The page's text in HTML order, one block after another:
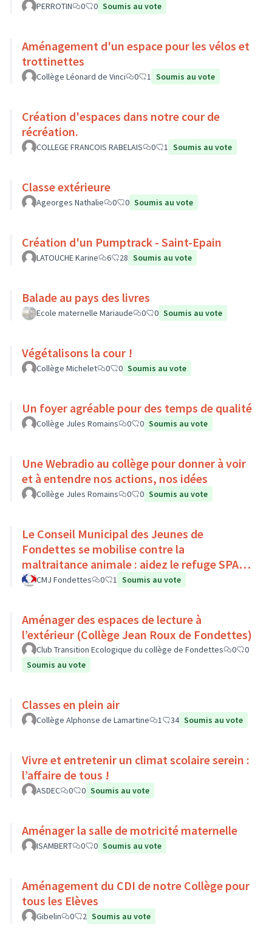
PERROTIN 0 0 Soumis au vote
Aménagement d'un espace pour les vélos et
trottinettes
Collège Léonard de Vinci 0 1 Soumis au vote
Création d'espaces dans notre cour de
récréation.
COLLEGE FRANCOIS RABELAIS 0 1 Soumis au vote
Classe extérieure
Ageorges Nathalie 0 0 Soumis au vote
Création d'un Pumptrack - Saint-Epain
LATOUCHE Karine 6 28 Soumis au vote
Balade au pays des livres
Ecole maternelle Mariaude 0 0 Soumis au vote
Végétalisons la cour !
Collège Michelet 0 0 Soumis au vote
Un foyer agréable pour des temps de qualité
Collège Jules Romains 0 0 Soumis au vote
Une Webradio au collège pour donner à voir
et à entendre nos actions, nos idées
Collège Jules Romains 0 0 Soumis au vote
Le Conseil Municipal des Jeunes de
Fondettes se mobilise contre la
maltraitance animale : aidez le refuge SPA
de Luynes !
CMJ Fondettes 0 1 Soumis au vote
Aménager des espaces de lecture à
l’extérieur (Collège Jean Roux de Fondettes)
Club Transition Ecologique du collège de Fondettes 0
0
Soumis au vote
Classes en plein air
Collège Alphonse de Lamartine 1 34 Soumis au vote
Vivre et entretenir un climat scolaire serein :
l’affaire de tous !
ASDEC 0 0 Soumis au vote
Aménager la salle de motricité maternelle
ISAMBERT 0 0 Soumis au vote
Aménagement du CDI de notre Collège pour
tous les Elèves
Gibelin 0 2 Soumis au vote